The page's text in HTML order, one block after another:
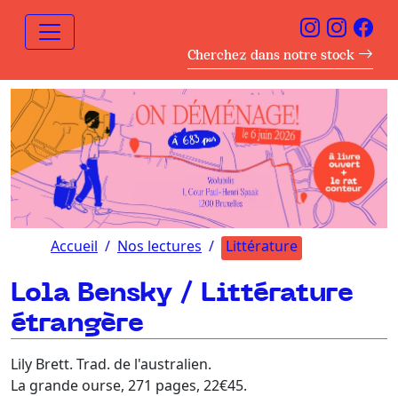
Cherchez dans notre stock
Accueil Nos lectures Littérature
Lola Bensky / Littérature
étrangère
Lily Brett. Trad. de l'australien.
La grande ourse, 271 pages, 22€45.